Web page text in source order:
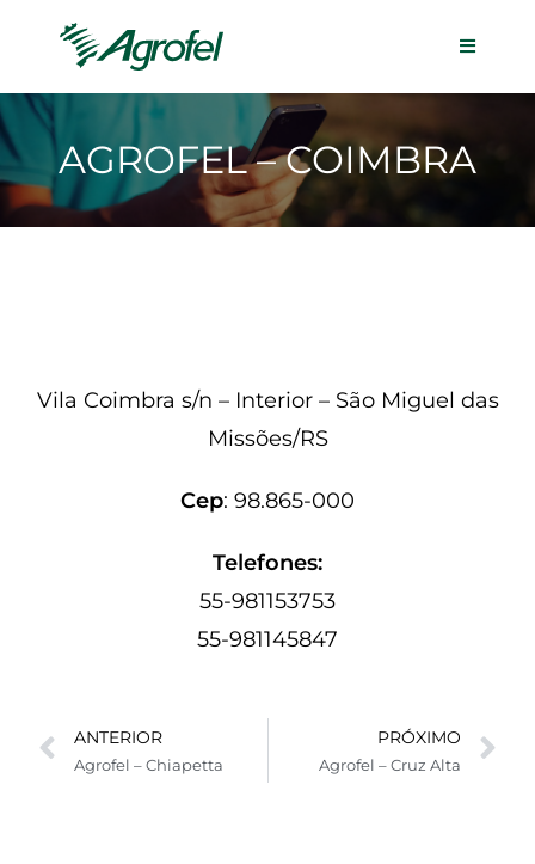
AGROFEL – COIMBRA
Vila Coimbra s/n – Interior – São Miguel das
Missões/RS
Cep: 98.865-000
Telefones:
55-981153753
55-981145847
ANTERIOR
Agrofel – Chiapetta
PRÓXIMO
Agrofel – Cruz Alta